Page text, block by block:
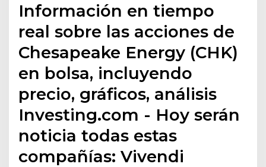
Información en tiempo
real sobre las acciones de
Chesapeake Energy (CHK)
en bolsa, incluyendo
precio, gráficos, análisis
Investing.com - Hoy serán
noticia todas estas
compañías: Vivendi